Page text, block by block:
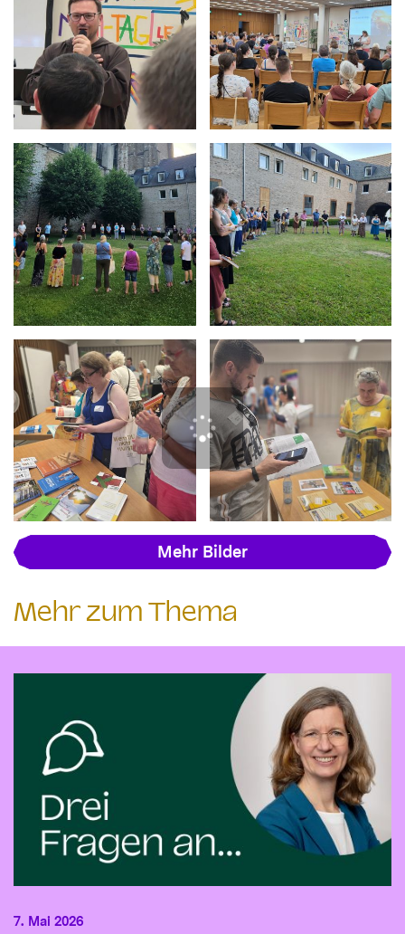
Mehr Bilder
Mehr zum Thema
7. Mai 2026